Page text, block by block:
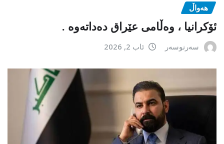
هەواڵ
ئۆکرانیا ، وەڵامی عێراق دەداتەوە .
سەرنوسەر ئاب 2, 2026